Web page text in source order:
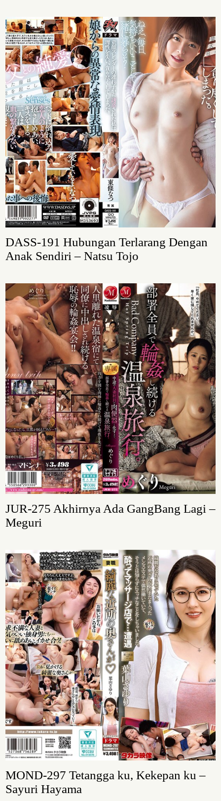
DASS-191 Hubungan Terlarang Dengan
Anak Sendiri – Natsu Tojo
JUR-275 Akhirnya Ada GangBang Lagi –
Meguri
MOND-297 Tetangga ku, Kekepan ku –
Sayuri Hayama